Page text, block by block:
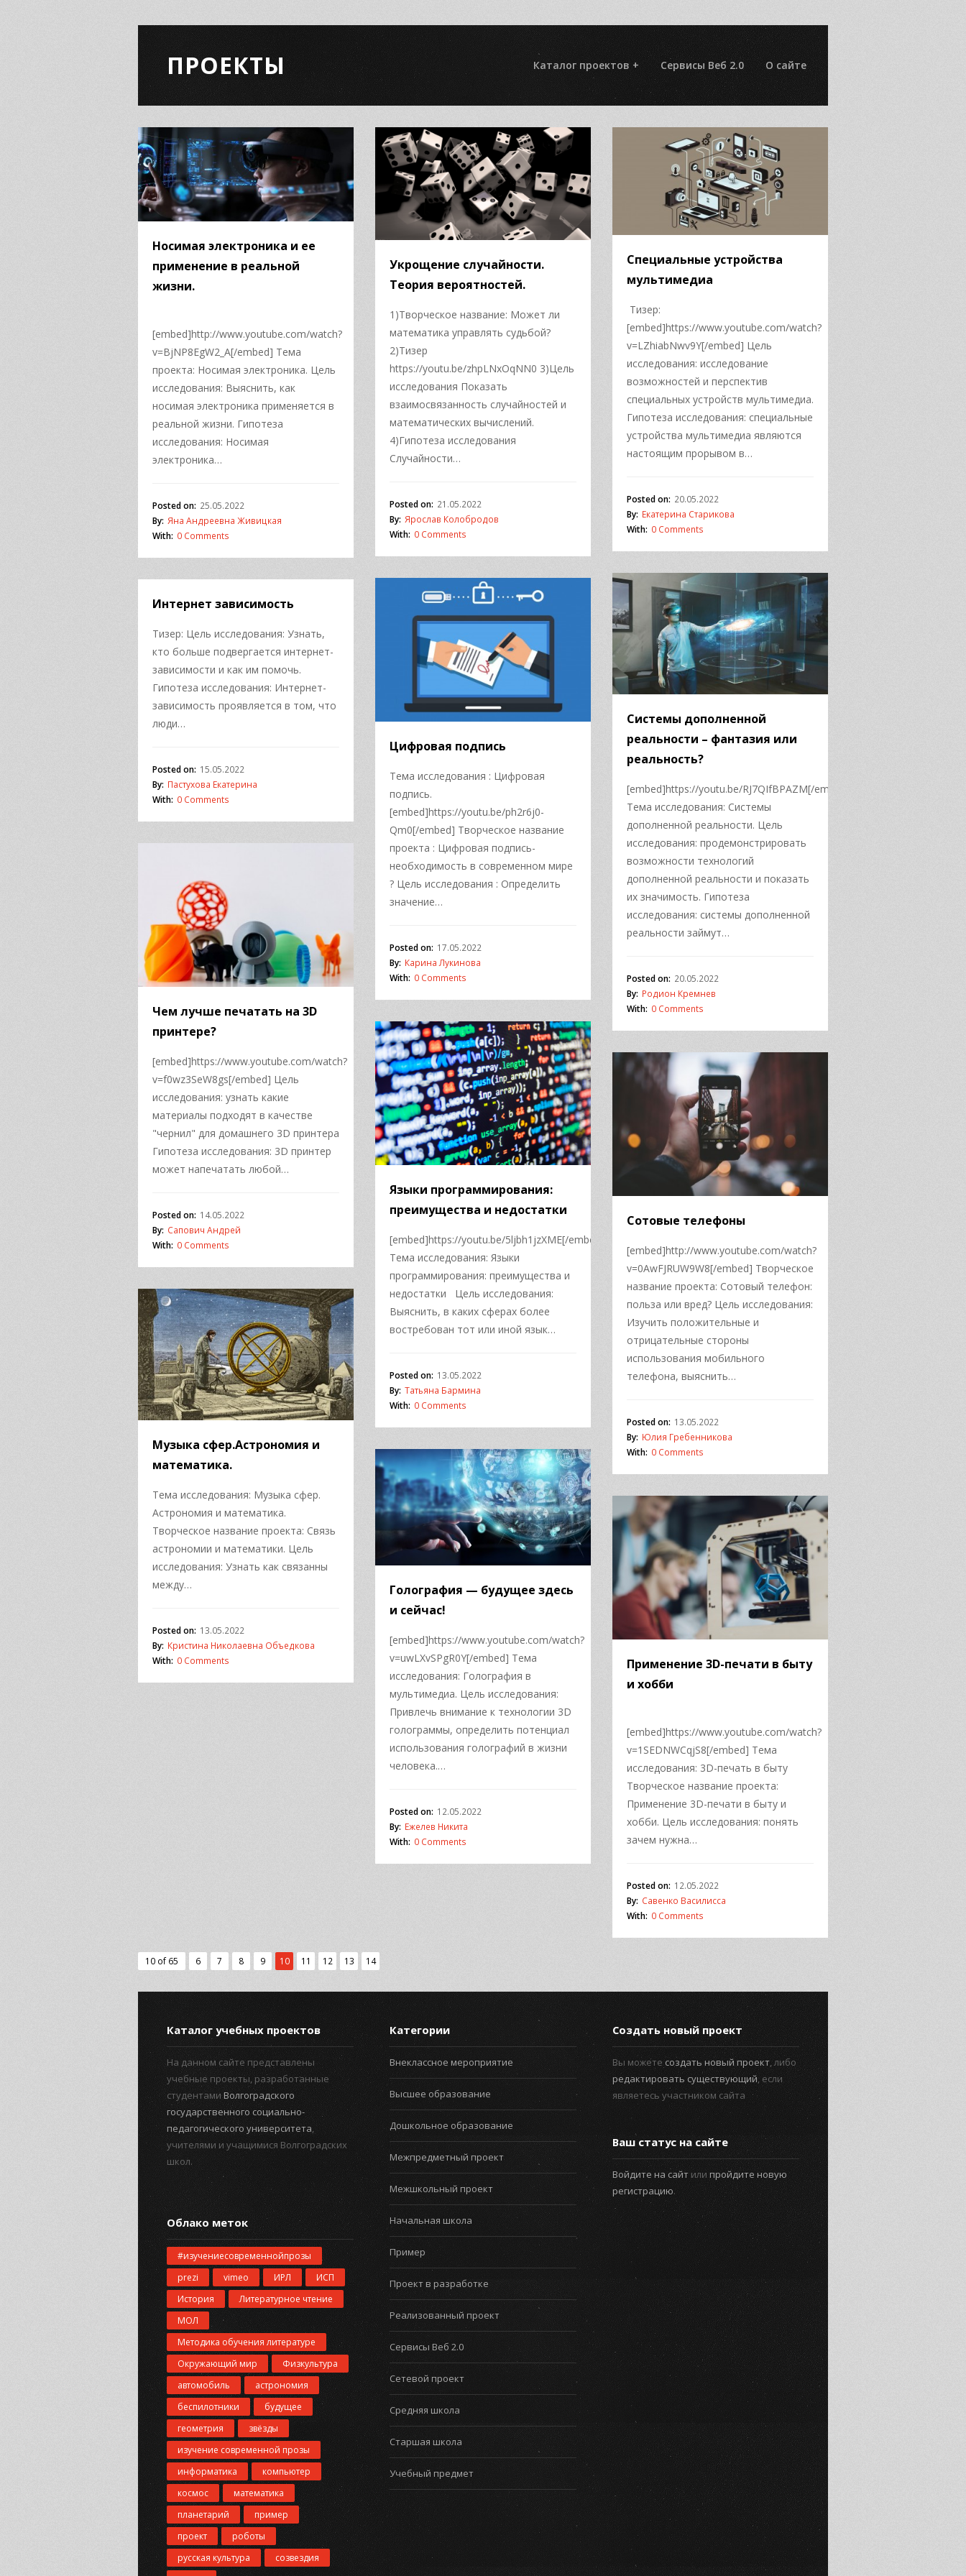
ПРОЕКТЫ Каталог проектов + Сервисы Веб 2.0 О сайте
Носимая электроника и ее
применение в реальной
жизни.
[embed]http://www.youtube.com/watch?
v=BjNP8EgW2_A[/embed] Тема
проекта: Носимая электроника. Цель
исследования: Выяснить, как
носимая электроника применяется в
реальной жизни. Гипотеза
исследования: Носимая
электроника…
Posted on: 25.05.2022
By: Яна Андреевна Живицкая
With: 0 Comments
Укрощение случайности.
Теория вероятностей.
1)Творческое название: Может ли
математика управлять судьбой?
2)Тизер
https://youtu.be/zhpLNxOqNN0 3)Цель
исследования Показать
взаимосвязанность случайностей и
математических вычислений.
4)Гипотеза исследования
Случайности…
Posted on: 21.05.2022
By: Ярослав Колобродов
With: 0 Comments
Специальные устройства
мультимедиа
Тизер:
[embed]https://www.youtube.com/watch?
v=LZhiabNwv9Y[/embed] Цель
исследования: исследование
возможностей и перспектив
специальных устройств мультимедиа.
Гипотеза исследования: специальные
устройства мультимедиа являются
настоящим прорывом в…
Posted on: 20.05.2022
By: Екатерина Старикова
With: 0 Comments
Системы дополненной
реальности – фантазия или
реальность?
[embed]https://youtu.be/RJ7QIfBPAZM[/embed]
Тема исследования: Системы
дополненной реальности. Цель
исследования: продемонстрировать
возможности технологий
дополненной реальности и показать
их значимость. Гипотеза
исследования: системы дополненной
реальности займут…
Posted on: 20.05.2022
By: Родион Кремнев
With: 0 Comments
Цифровая подпись
Тема исследования : Цифровая
подпись.
[embed]https://youtu.be/ph2r6j0-
Qm0[/embed] Творческое название
проекта : Цифровая подпись-
необходимость в современном мире
? Цель исследования : Определить
значение…
Posted on: 17.05.2022
By: Карина Лукинова
With: 0 Comments
Интернет зависимость
Тизер: Цель исследования: Узнать,
кто больше подвергается интернет-
зависимости и как им помочь.
Гипотеза исследования: Интернет-
зависимость проявляется в том, что
люди…
Posted on: 15.05.2022
By: Пастухова Екатерина
With: 0 Comments
Чем лучше печатать на 3D
принтере?
[embed]https://www.youtube.com/watch?
v=f0wz3SeW8gs[/embed] Цель
исследования: узнать какие
материалы подходят в качестве
"чернил" для домашнего 3D принтера
Гипотеза исследования: 3D принтер
может напечатать любой…
Posted on: 14.05.2022
By: Сапович Андрей
With: 0 Comments
Языки программирования:
преимущества и недостатки
[embed]https://youtu.be/5ljbh1jzXME[/embed]
Тема исследования: Языки
программирования: преимущества и
недостатки Цель исследования:
Выяснить, в каких сферах более
востребован тот или иной язык…
Posted on: 13.05.2022
By: Татьяна Бармина
With: 0 Comments
Сотовые телефоны
[embed]http://www.youtube.com/watch?
v=0AwFJRUW9W8[/embed] Творческое
название проекта: Сотовый телефон:
польза или вред? Цель исследования:
Изучить положительные и
отрицательные стороны
использования мобильного
телефона, выяснить…
Posted on: 13.05.2022
By: Юлия Гребенникова
With: 0 Comments
Музыка сфер.Астрономия и
математика.
Тема исследования: Музыка сфер.
Астрономия и математика.
Творческое название проекта: Связь
астрономии и математики. Цель
исследования: Узнать как связанны
между…
Posted on: 13.05.2022
By: Кристина Николаевна Объедкова
With: 0 Comments
Голография — будущее здесь
и сейчас!
[embed]https://www.youtube.com/watch?
v=uwLXvSPgR0Y[/embed] Тема
исследования: Голография в
мультимедиа. Цель исследования:
Привлечь внимание к технологии 3D
голограммы, определить потенциал
использования голографий в жизни
человека.…
Posted on: 12.05.2022
By: Ежелев Никита
With: 0 Comments
Применение 3D-печати в быту
и хобби
[embed]https://www.youtube.com/watch?
v=1SEDNWCqjS8[/embed] Тема
исследования: 3D-печать в быту
Творческое название проекта:
Применение 3D-печати в быту и
хобби. Цель исследования: понять
зачем нужна…
Posted on: 12.05.2022
By: Савенко Василисса
With: 0 Comments
10 of 65 6 7 8 9 10 11 12 13 14
Каталог учебных проектов
На данном сайте представлены
учебные проекты, разработанные
студентамиВолгоградского
государственного социально-
педагогического университета,
учителями и учащимися Волгоградских
школ.
Облако меток
#изучениесовременнойпрозы
prezi
vimeo ИРЛ
ИСП
История
Литературное чтение
МОЛ
Методика обучения литературе
Окружающий мир
Физкультура
автомобиль
астрономия
беспилотники
будущее
геометрия
звёзды
изучение современной прозы
информатика
компьютер
космос
математика
планетарий
пример
проект
роботы
русская культура
созвездия
Категории
Внеклассное мероприятие
Высшее образование
Дошкольное образование
Межпредметный проект
Межшкольный проект
Начальная школа
Пример
Проект в разработке
Реализованный проект
Сервисы Веб 2.0
Сетевой проект
Средняя школа
Старшая школа
Учебный предмет
Создать новый проект
Вы можете создать новый проект, либо
редактировать существующий, если
являетесь участником сайта
Ваш статус на сайте
Войдите на сайт или пройдите новую
регистрацию.